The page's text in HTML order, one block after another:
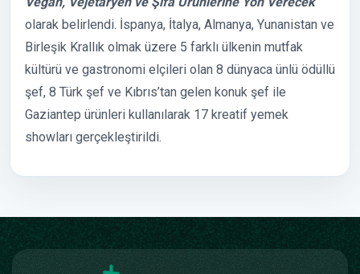
olarak belirlendi. İspanya, İtalya, Almanya, Yunanistan ve
Birleşik Krallık olmak üzere 5 farklı ülkenin mutfak
kültürü ve gastronomi elçileri olan 8 dünyaca ünlü ödüllü
şef, 8 Türk şef ve Kıbrıs’tan gelen konuk şef ile
Gaziantep ürünleri kullanılarak 17 kreatif yemek
showları gerçekleştirildi.